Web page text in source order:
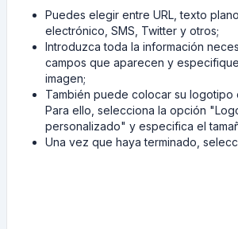
Puedes elegir entre URL, texto
electrónico, SMS, Twitter y otros;
Introduzca toda la información
campos que aparecen y
imagen;
También puede colocar su logotipo
Para ello, selecciona la opción
personalizado" y especifica el
Una vez que haya terminado,